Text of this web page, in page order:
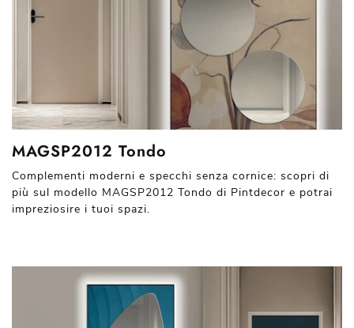
MAGSP2012 Tondo
Complementi moderni e specchi senza cornice: scopri di
più sul modello MAGSP2012 Tondo di Pintdecor e potrai
impreziosire i tuoi spazi.